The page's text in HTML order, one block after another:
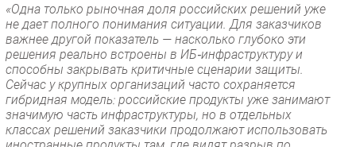
«Одна только рыночная доля российских решений уже
не дает полного понимания ситуации. Для заказчиков
важнее другой показатель — насколько глубоко эти
решения реально встроены в ИБ‑инфраструктуру и
способны закрывать критичные сценарии защиты.
Сейчас у крупных организаций часто сохраняется
гибридная модель: российские продукты уже занимают
значимую часть инфраструктуры, но в отдельных
классах решений заказчики продолжают использовать